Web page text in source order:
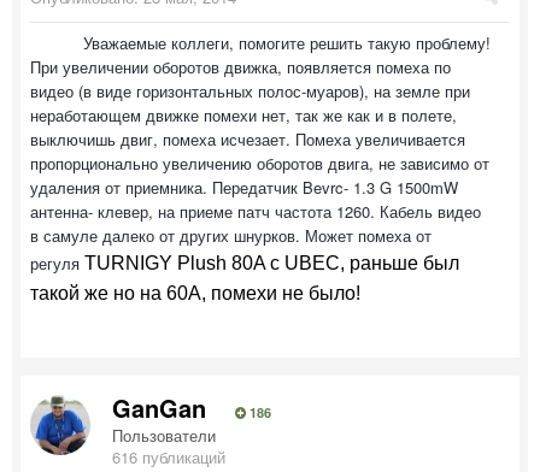
Уважаемые коллеги, помогите решить такую проблему!
При увеличении оборотов движка, появляется помеха по
видео (в виде горизонтальных полос-муаров), на земле при
неработающем движке помехи нет, так же как и в полете,
выключишь двиг, помеха исчезает. Помеха увеличивается
пропорционально увеличению оборотов двига, не зависимо от
удаления от приемника. Передатчик Bevrc- 1.3 G 1500mW
антенна- клевер, на приеме патч частота 1260. Кабель видео
в самуле далеко от других шнурков. Может помеха от
регуля TURNIGY Plush 80A с UBEC, раньше был
такой же но на 60А, помехи не было!
GanGan 186
Пользователи
616 публикаций